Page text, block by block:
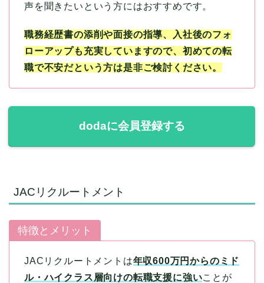
声を聞きたいという方にはおすすめです。
職務経歴書の添削や面接の指導、入社後のフォ
ローアップも充実していますので、初めての転
職で不安だという方は是非ご検討ください。
dodaに会員登録する
JACリクルートメント
特徴とメリット
JACリクルートメントは年収600万円からのミド
ル・ハイクラス層向けの転職支援に強いことが